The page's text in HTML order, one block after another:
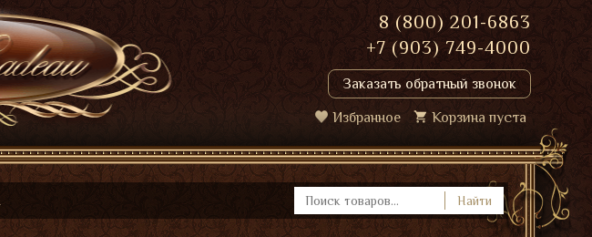
8 (800) 201-6863
+7 (903) 749-4000
Заказать обратный звонок
Избранное Корзина пуста
Найти